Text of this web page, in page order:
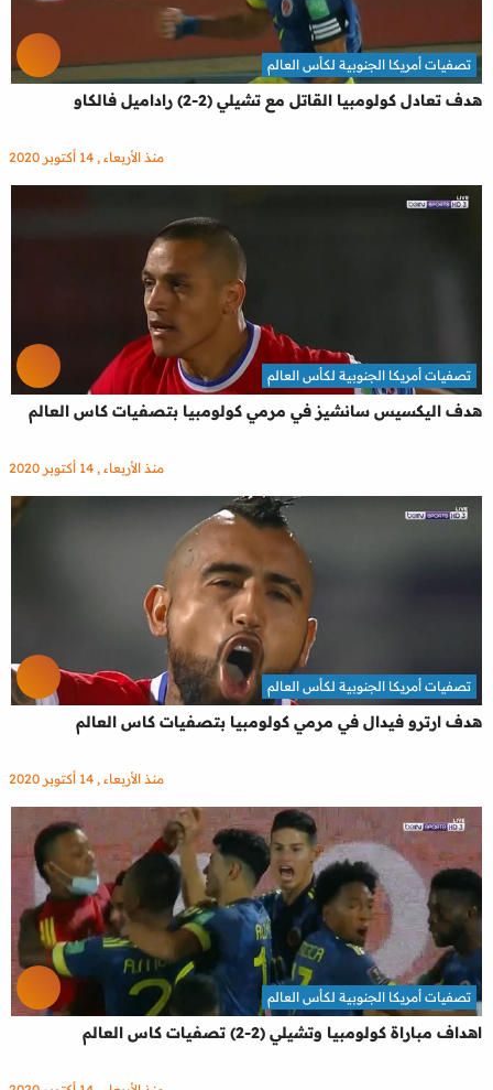
هدف تعادل كولومبيا القاتل مع تشيلي (2-2) راداميل فالكاو
تصفيات أمريكا الجنوبية لكأس العالم
منذ الأربعاء , 14 أكتوبر 2020
هدف اليكسيس سانشيز في مرمي كولومبيا بتصفيات كاس العالم
تصفيات أمريكا الجنوبية لكأس العالم
منذ الأربعاء , 14 أكتوبر 2020
هدف ارترو فيدال في مرمي كولومبيا بتصفيات كاس العالم
تصفيات أمريكا الجنوبية لكأس العالم
منذ الأربعاء , 14 أكتوبر 2020
اهداف مباراة كولومبيا وتشيلي (2-2) تصفيات كاس العالم
تصفيات أمريكا الجنوبية لكأس العالم